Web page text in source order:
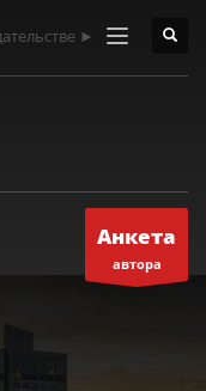
►
Анкета
автора